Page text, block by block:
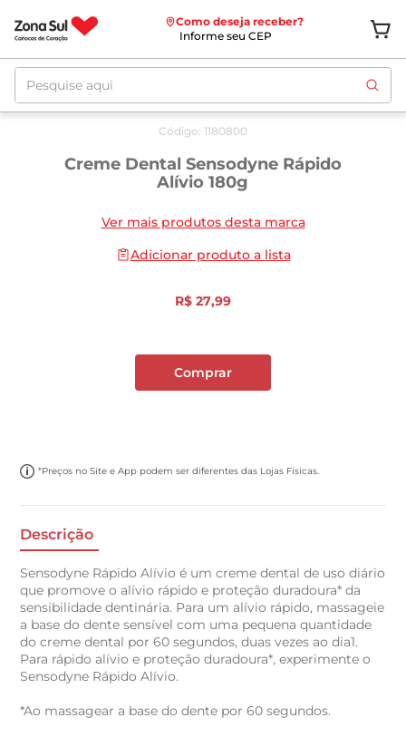
Como deseja receber?
Informe seu CEP
Pesquise aqui
Código: 1180800
Creme Dental Sensodyne Rápido
Alívio 180g
Ver mais produtos desta marca
Adicionar produto a lista
R$ 27,99
Comprar
*Preços no Site e App podem ser diferentes das Lojas Físicas.
Descrição
Sensodyne Rápido Alívio é um creme dental de uso diário
que promove o alívio rápido e proteção duradoura* da
sensibilidade dentinária. Para um alívio rápido, massageie
a base do dente sensível com uma pequena quantidade
do creme dental por 60 segundos, duas vezes ao dia1.
Para rápido alívio e proteção duradoura*, experimente o
Sensodyne Rápido Alívio.
*Ao massagear a base do dente por 60 segundos.